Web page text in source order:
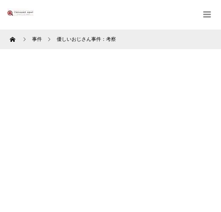
Home 事件 優しいおじさん事件：考察